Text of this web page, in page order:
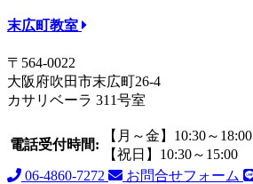
末広町教室
〒564-0022
大阪府吹田市末広町26-4
カサリベーラ 311号室
電話受付時間:
【月～金】10:30～18:00
【祝日】10:30～15:00
06-4860-7272
お問合せフォーム